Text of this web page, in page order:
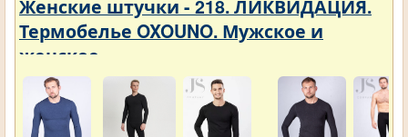
Женские штучки - 218. ЛИКВИДАЦИЯ.
Термобелье OXOUNO. Мужское и
женское